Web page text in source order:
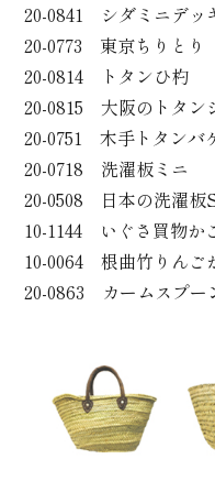
20-0841 シダミニデッ
20-0773 東京ちりとり
20-0814 トタンひ杓
20-0815 大阪のトタン
20-0751 木手トタンバ
20-0718 洗濯板ミニ
20-0508 日本の洗濯板
10-1144 いぐさ買物か
10-0064 根曲竹りんご
20-0863 カームスプ